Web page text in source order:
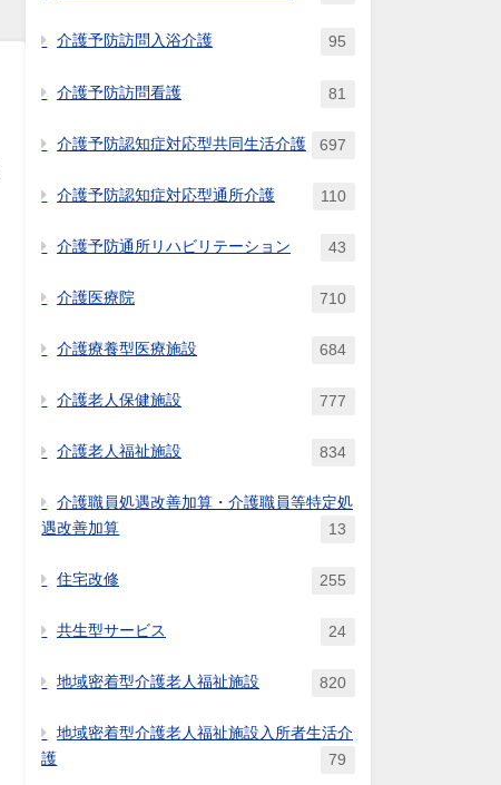
介護予防訪問入浴介護 95
介護予防訪問看護 81
介護予防認知症対応型共同生活介護 697
介護予防認知症対応型通所介護 110
介護予防通所リハビリテーション 43
介護医療院 710
介護療養型医療施設 684
介護老人保健施設 777
介護老人福祉施設 834
介護職員処遇改善加算・介護職員等特定処
遇改善加算
13
住宅改修 255
共生型サービス 24
地域密着型介護老人福祉施設 820
地域密着型介護老人福祉施設入所者生活介
護
79